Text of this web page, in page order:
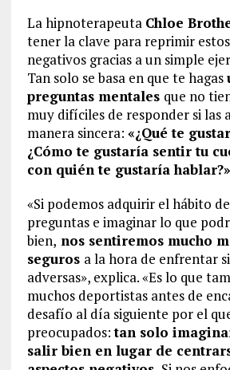
La hipnoterapeuta Chloe
tener la clave para reprimir
negativos gracias a un simple
Tan solo se basa en que te hagas
preguntas mentales que no
muy difíciles de responder si las
manera sincera: «¿Qué te
¿Cómo te gustaría sentir tu
con quién te gustaría
«Si podemos adquirir el hábito
preguntas e imaginar lo que
bien, nos sentiremos mucho
seguros a la hora de enfrentar
adversas», explica. «Es lo que
muchos deportistas antes de
desafío al día siguiente por el
preocupados:tan solo
salir bien en lugar de